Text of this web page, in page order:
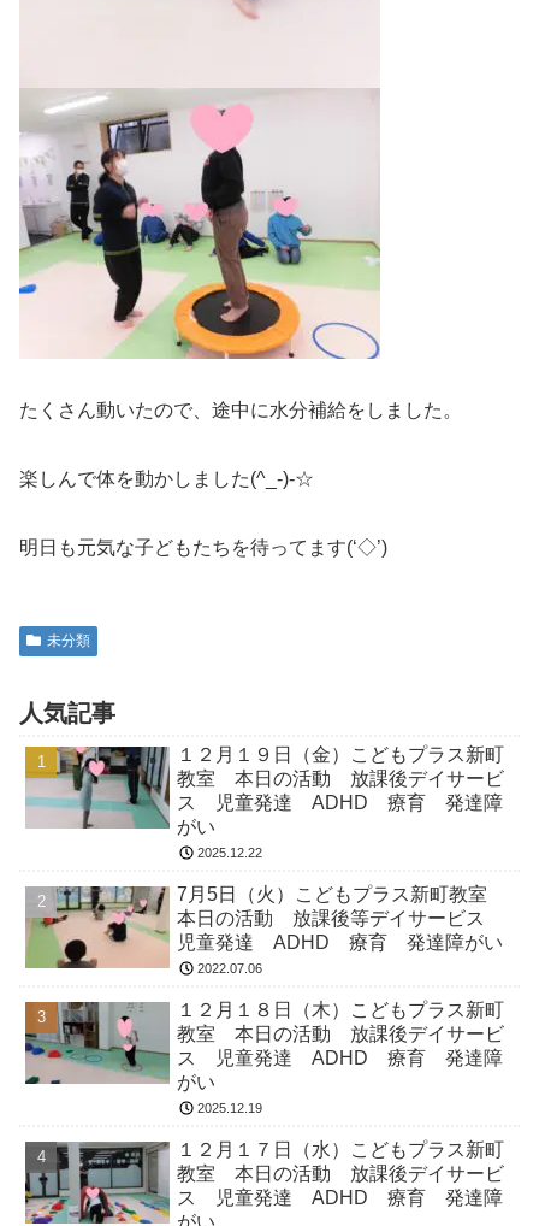
たくさん動いたので、途中に水分補給をしました。
楽しんで体を動かしました(^_-)-☆
明日も元気な子どもたちを待ってます(‘◇’)ゞ
未分類
人気記事
１２月１９日（金）こどもプラス新町
教室 本日の活動 放課後デイサービ
ス 児童発達 ADHD 療育 発達障
がい
2025.12.22
7月5日（火）こどもプラス新町教室
本日の活動 放課後等デイサービス
児童発達 ADHD 療育 発達障がい
2022.07.06
１２月１８日（木）こどもプラス新町
教室 本日の活動 放課後デイサービ
ス 児童発達 ADHD 療育 発達障
がい
2025.12.19
１２月１７日（水）こどもプラス新町
教室 本日の活動 放課後デイサービ
ス 児童発達 ADHD 療育 発達障
がい